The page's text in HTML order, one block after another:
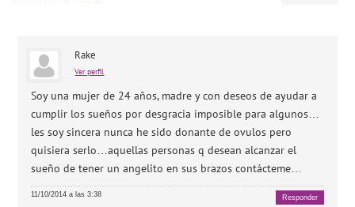
Rake
Ver perfil
Soy una mujer de 24 años, madre y con deseos de ayudar a
cumplir los sueños por desgracia imposible para algunos…
les soy sincera nunca he sido donante de ovulos pero
quisiera serlo…aquellas personas q desean alcanzar el
sueño de tener un angelito en sus brazos contácteme…
11/10/2014 a las 3:38 Responder